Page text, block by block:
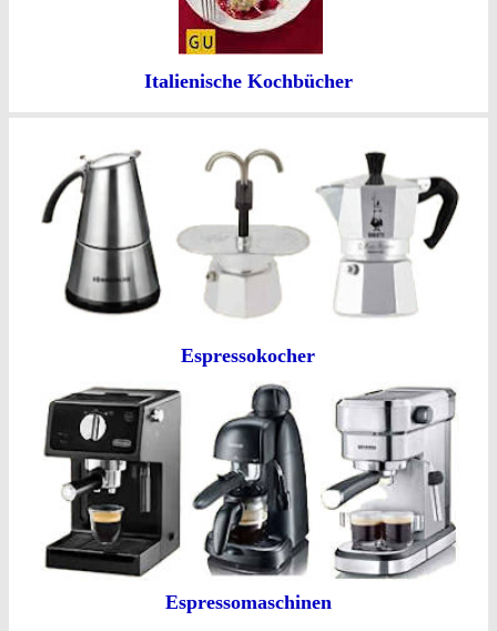
Italienische Kochbücher
Espressokocher
Espressomaschinen